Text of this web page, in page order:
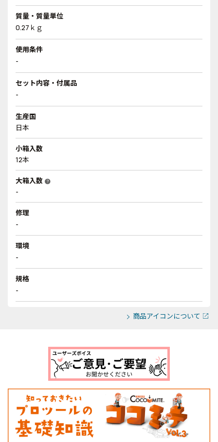
質量・質量単位
0.27ｋｇ
使用条件
-
セット内容・付属品
-
生産国
日本
小箱入数
12本
大箱入数 help
-
修理
-
環境
-
規格
-
商品アイコンについて